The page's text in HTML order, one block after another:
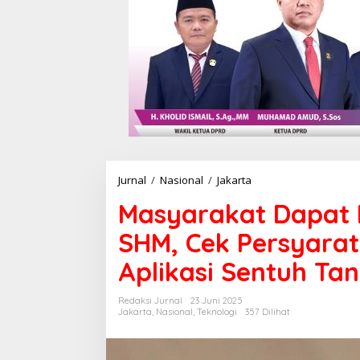
Jurnal / Nasional / Jakarta
s
y
a
r
a
k
t
a
Masyarakat Dapat
SHM, Cek
Aplikasi Sentuh
Redaksi Jurnal
23 Juni 2025
Jakarta, Nasional, Teknologi 357 Dilihat